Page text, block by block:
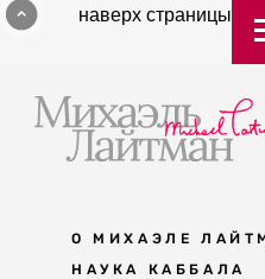
наверх страницы
О МИХАЭЛЕ
НАУКА КАББАЛА